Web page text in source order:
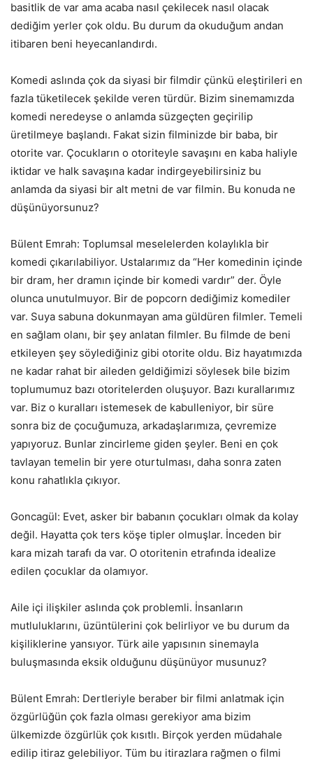
basitlik de var ama acaba nasıl çekilecek nasıl olacak
dediğim yerler çok oldu. Bu durum da okuduğum andan
itibaren beni heyecanlandırdı.
Komedi aslında çok da siyasi bir filmdir çünkü eleştirileri en
fazla tüketilecek şekilde veren türdür. Bizim sinemamızda
komedi neredeyse o anlamda süzgeçten geçirilip
üretilmeye başlandı. Fakat sizin filminizde bir baba, bir
otorite var. Çocukların o otoriteyle savaşını en kaba haliyle
iktidar ve halk savaşına kadar indirgeyebilirsiniz bu
anlamda da siyasi bir alt metni de var filmin. Bu konuda ne
düşünüyorsunuz?
Bülent Emrah: Toplumsal meselelerden kolaylıkla bir
komedi çıkarılabiliyor. Ustalarımız da “Her komedinin içinde
bir dram, her dramın içinde bir komedi vardır” der. Öyle
olunca unutulmuyor. Bir de popcorn dediğimiz komediler
var. Suya sabuna dokunmayan ama güldüren filmler. Temeli
en sağlam olanı, bir şey anlatan filmler. Bu filmde de beni
etkileyen şey söylediğiniz gibi otorite oldu. Biz hayatımızda
ne kadar rahat bir aileden geldiğimizi söylesek bile bizim
toplumumuz bazı otoritelerden oluşuyor. Bazı kurallarımız
var. Biz o kuralları istemesek de kabulleniyor, bir süre
sonra biz de çocuğumuza, arkadaşlarımıza, çevremize
yapıyoruz. Bunlar zincirleme giden şeyler. Beni en çok
tavlayan temelin bir yere oturtulması, daha sonra zaten
konu rahatlıkla çıkıyor.
Goncagül: Evet, asker bir babanın çocukları olmak da kolay
değil. Hayatta çok ters köşe tipler olmuşlar. İnceden bir
kara mizah tarafı da var. O otoritenin etrafında idealize
edilen çocuklar da olamıyor.
Aile içi ilişkiler aslında çok problemli. İnsanların
mutluluklarını, üzüntülerini çok belirliyor ve bu durum da
kişiliklerine yansıyor. Türk aile yapısının sinemayla
buluşmasında eksik olduğunu düşünüyor musunuz?
Bülent Emrah: Dertleriyle beraber bir filmi anlatmak için
özgürlüğün çok fazla olması gerekiyor ama bizim
ülkemizde özgürlük çok kısıtlı. Birçok yerden müdahale
edilip itiraz gelebiliyor. Tüm bu itirazlara rağmen o filmi